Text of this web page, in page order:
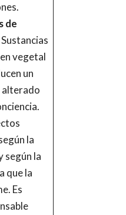
de
Sustancias
vegetal
un
alterado
la
según la
que la
Es